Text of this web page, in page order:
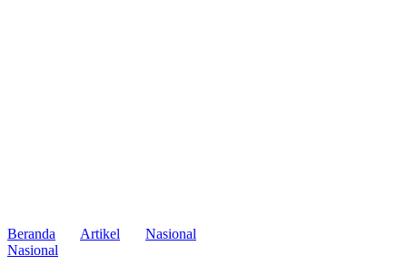
Beranda Artikel
Nasional
Nasional